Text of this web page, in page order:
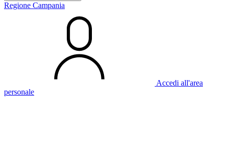
Regione Campania
Accedi all'area
personale